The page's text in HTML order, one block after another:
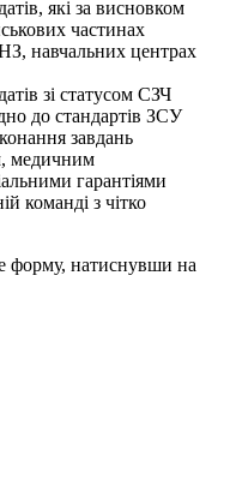
які за висновком
частинах
навчальних центрах
зі статусом СЗЧ
до стандартів ЗСУ
завдань
медичним
гарантіями
команді з чітко
форму, натиснувши на